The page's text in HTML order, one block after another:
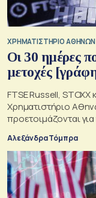
XΡΗΜΑΤΙΣΤΗΡΙΟ ΑΘΗΝΩΝ
Οι 30 ημέρες
μετοχές
FTSE Russell,
Χρηματιστήριο
προετοιμάζονται
Αλεξάνδρα Τόμπρα